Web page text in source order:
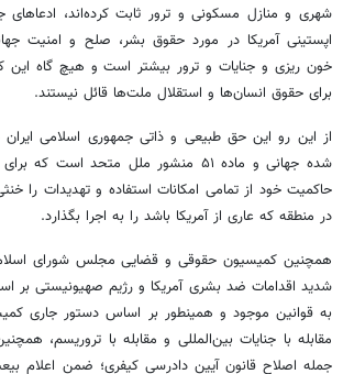
شهری و منازل مسکونی و ترور ثابت کرده‌اند،
اپستینی آمریکا در مورد حقوق بشر، صلح و امنیت
خون ریزی و جنایات و ترور بیشتر است و هیچ گاه
برای حقوق انسان‌ها و استقلال ملت‌ها قائل نیستند.
از این رو این حق طبیعی و ذاتی جمهوری اسلامی ایران
شده جهانی و ماده ۵۱ منشور ملل متحد است
حاکمیت خود از تمامی امکانات استفاده و تهدیدات را
در منطقه که عاری از آمریکا باشد را به اجرا بگذارد.
همچنین کمیسیون حقوقی و قضایی مجلس شورای
شدید اقدامات ضد بشری آمریکا و رژیم صهیونیستی
به قوانین موجود و همینطور بر اساس دستور جاری
مقابله با جنایات بین‌المللی و مقابله با تروریسم،
جمله اصلاح قانون آیین دادرسی کیفری؛ ضمن اعلام